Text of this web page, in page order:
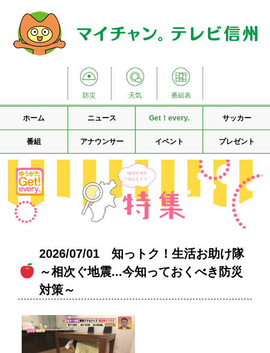
防災 天気 番組表
ホーム ニュース Get！every. サッカー
番組 アナウンサー イベント プレゼント
2026/07/01 知っトク！生活お助け隊
～相次ぐ地震...今知っておくべき防災
対策～